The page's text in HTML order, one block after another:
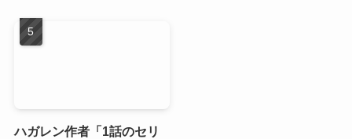
ハガレン作者「1話のセリ